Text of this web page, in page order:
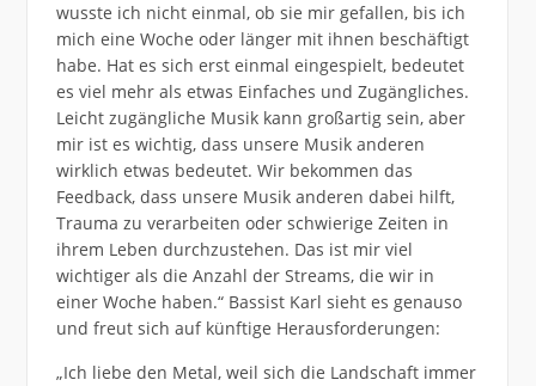
wusste ich nicht einmal, ob sie mir gefallen, bis ich
mich eine Woche oder länger mit ihnen beschäftigt
habe. Hat es sich erst einmal eingespielt, bedeutet
es viel mehr als etwas Einfaches und Zugängliches.
Leicht zugängliche Musik kann großartig sein, aber
mir ist es wichtig, dass unsere Musik anderen
wirklich etwas bedeutet. Wir bekommen das
Feedback, dass unsere Musik anderen dabei hilft,
Trauma zu verarbeiten oder schwierige Zeiten in
ihrem Leben durchzustehen. Das ist mir viel
wichtiger als die Anzahl der Streams, die wir in
einer Woche haben.“ Bassist Karl sieht es genauso
und freut sich auf künftige Herausforderungen:
„Ich liebe den Metal, weil sich die Landschaft immer